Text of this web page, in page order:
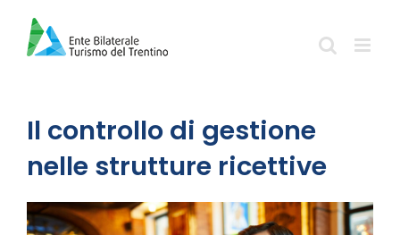
contenuto
Il controllo di gestione
nelle strutture ricettive